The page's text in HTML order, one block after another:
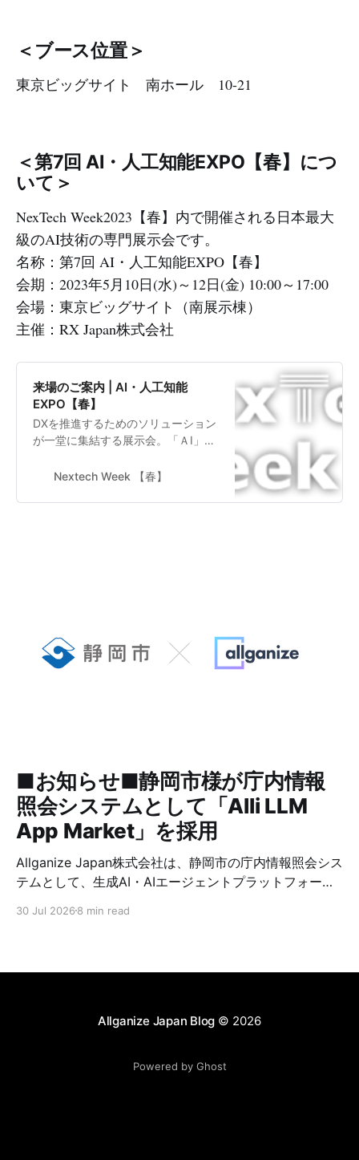
＜ブース位置＞
東京ビッグサイト 南ホール 10-21
＜第7回 AI・人工知能EXPO【春】につ
いて＞
NexTech Week2023【春】内で開催される日本最大
級のAI技術の専門展示会です。
名称：第7回 AI・人工知能EXPO【春】
会期：2023年5月10日(水)～12日(金) 10:00～17:00
会場：東京ビッグサイト（南展示棟）
主催：RX Japan株式会社
来場のご案内 | AI・人工知能
EXPO【春】
DXを推進するためのソリューション
が一堂に集結する展示会。「ＡI」
ュータ」の最新テクノロジーに関す
めに不可欠な「デジタル人材の育成
Nextech Week 【春】
■お知らせ■静岡市様が庁内情報
照会システムとして「Alli LLM
App Market」を採用
Allganize Japan株式会社は、静岡市の庁内情報照会シス
テムとして、生成AI・AIエージェントプラットフォーム
らせいたします。 静岡市では、2026年7月より全職員を
根拠を提示する庁内情報照会システムを『職員向けFAQ
LLM App Marketの提供を通じて、静岡市における庁内
す。これにより、職員の処理時間創出に貢献し、市民サ
30 Jul 2026 8 min read
Allganize Japan Blog © 2026
Powered by Ghost